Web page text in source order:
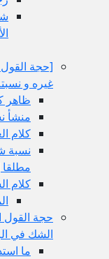
[حجة القول
غيره و
ظاهر
منشأ
كلام
نسبة
مطلقا
كلام
حجة القول
الشك في
ما